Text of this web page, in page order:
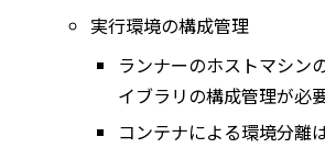
実行環境の構成管理
ランナーのホストマシン
イブラリの構成管理が必
コンテナによる環境分離